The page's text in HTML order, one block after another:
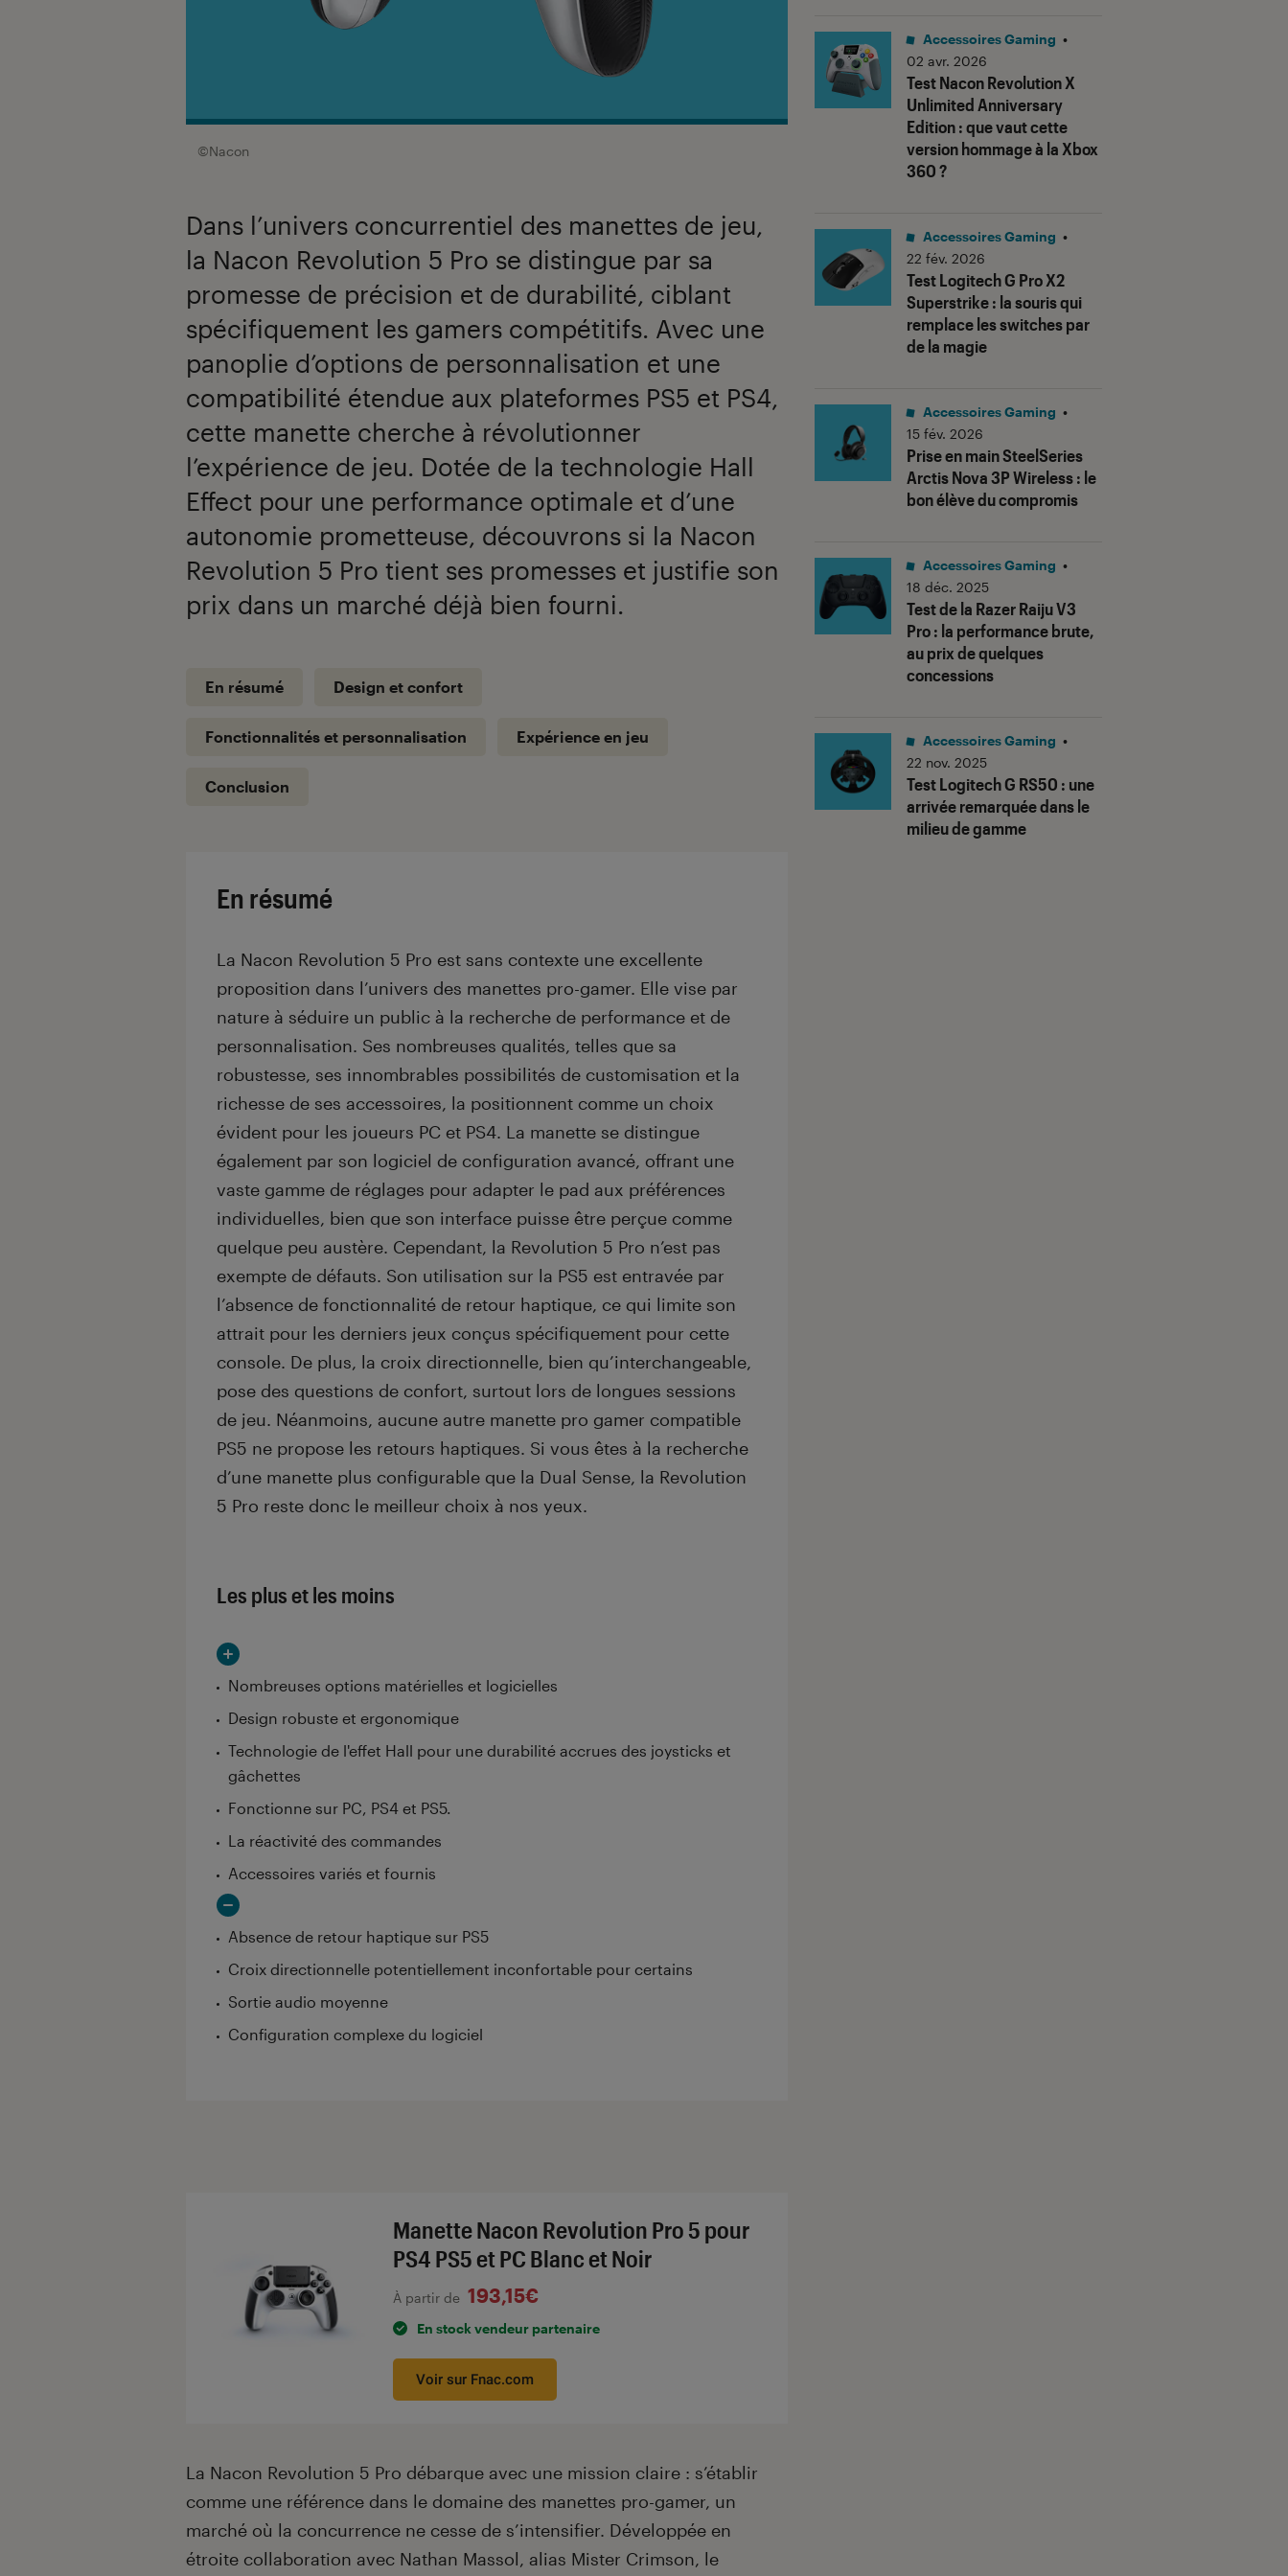
©Nacon
Dans l’univers concurrentiel des manettes de jeu,
la Nacon Revolution 5 Pro se distingue par sa
promesse de précision et de durabilité, ciblant
spécifiquement les gamers compétitifs. Avec une
panoplie d’options de personnalisation et une
compatibilité étendue aux plateformes PS5 et PS4,
cette manette cherche à révolutionner
l’expérience de jeu. Dotée de la technologie Hall
Effect pour une performance optimale et d’une
autonomie prometteuse, découvrons si la Nacon
Revolution 5 Pro tient ses promesses et justifie son
prix dans un marché déjà bien fourni.
En résumé Design et confort
Fonctionnalités et personnalisation Expérience en jeu
Conclusion
En résumé
La Nacon Revolution 5 Pro est sans contexte une excellente
proposition dans l’univers des manettes pro-gamer. Elle vise par
nature à séduire un public à la recherche de performance et de
personnalisation. Ses nombreuses qualités, telles que sa
robustesse, ses innombrables possibilités de customisation et la
richesse de ses accessoires, la positionnent comme un choix
évident pour les joueurs PC et PS4. La manette se distingue
également par son logiciel de configuration avancé, offrant une
vaste gamme de réglages pour adapter le pad aux préférences
individuelles, bien que son interface puisse être perçue comme
quelque peu austère. Cependant, la Revolution 5 Pro n’est pas
exempte de défauts. Son utilisation sur la PS5 est entravée par
l’absence de fonctionnalité de retour haptique, ce qui limite son
attrait pour les derniers jeux conçus spécifiquement pour cette
console. De plus, la croix directionnelle, bien qu’interchangeable,
pose des questions de confort, surtout lors de longues sessions
de jeu. Néanmoins, aucune autre manette pro gamer compatible
PS5 ne propose les retours haptiques. Si vous êtes à la recherche
d’une manette plus configurable que la Dual Sense, la Revolution
5 Pro reste donc le meilleur choix à nos yeux.
Les plus et les moins
Nombreuses options matérielles et logicielles
Design robuste et ergonomique
Technologie de l'effet Hall pour une durabilité accrues des joysticks et
gâchettes
Fonctionne sur PC, PS4 et PS5.
La réactivité des commandes
Accessoires variés et fournis
Absence de retour haptique sur PS5
Croix directionnelle potentiellement inconfortable pour certains
Sortie audio moyenne
Configuration complexe du logiciel
Manette Nacon Revolution Pro 5 pour
PS4 PS5 et PC Blanc et Noir
À partir de 193,15€
En stock vendeur partenaire
Voir sur Fnac.com
La Nacon Revolution 5 Pro débarque avec une mission claire : s’établir
comme une référence dans le domaine des manettes pro-gamer, un
marché où la concurrence ne cesse de s’intensifier. Développée en
étroite collaboration avec Nathan Massol, alias Mister Crimson, le
Test Nacon Revolution X
Unlimited Anniversary
Edition : que vaut cette
version hommage à la Xbox
360 ?
Accessoires Gaming •
02 avr. 2026
Test Logitech G Pro X2
Superstrike : la souris qui
remplace les switches par
de la magie
Accessoires Gaming •
22 fév. 2026
Prise en main SteelSeries
Arctis Nova 3P Wireless : le
bon élève du compromis
Accessoires Gaming •
15 fév. 2026
Test de la Razer Raiju V3
Pro : la performance brute,
au prix de quelques
concessions
Accessoires Gaming •
18 déc. 2025
Test Logitech G RS50 : une
arrivée remarquée dans le
milieu de gamme
Accessoires Gaming •
22 nov. 2025